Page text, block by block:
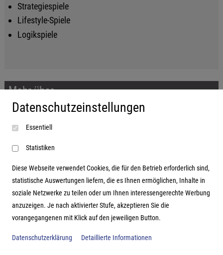
Strategiespiele
Lifestyle-Spiele
Logikspiele
Mehr über...
Impressum
AGB
Datenschutzerklärung
Adresse
Hutter Trade GmbH + Co KG
Bgm.-Landmann-Platz 1-5
Datenschutzeinstellungen
Essentiell
Statistiken
Diese Webseite verwendet Cookies, die für den Betrieb erforderlich sind,
statistische Auswertungen liefern, die es Ihnen ermöglichen, Inhalte in
soziale Netzwerke zu teilen oder um Ihnen interessengerechte Werbung
anzuzeigen. Je nach aktivierter Stufe, akzeptieren Sie die
vorangegangenen mit Klick auf den jeweiligen Button.
Datenschutzerklärung Detaillierte Informationen